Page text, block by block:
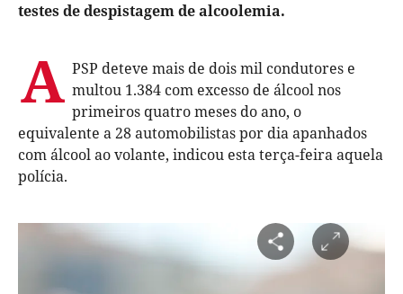
testes de despistagem de alcoolemia.
A PSP deteve mais de dois mil condutores e
multou 1.384 com excesso de álcool nos
primeiros quatro meses do ano, o
equivalente a 28 automobilistas por dia apanhados
com álcool ao volante, indicou esta terça-feira aquela
polícia.